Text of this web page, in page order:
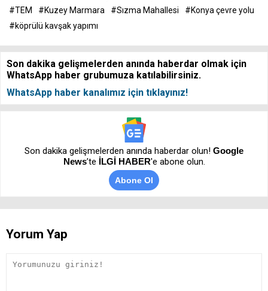
#TEM
#Kuzey Marmara #Sızma Mahallesi
#Konya çevre yolu
#köprülü kavşak yapımı
Son dakika gelişmelerden anında haberdar olmak için
WhatsApp haber grubumuza katılabilirsiniz.
WhatsApp haber kanalımız için tıklayınız!
Son dakika gelişmelerden anında haberdar olun! Google
News’te İLGİ HABER'e abone olun.
Abone Ol
Yorum Yap